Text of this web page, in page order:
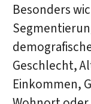
Besonders
Geschlecht,
Einkommen,